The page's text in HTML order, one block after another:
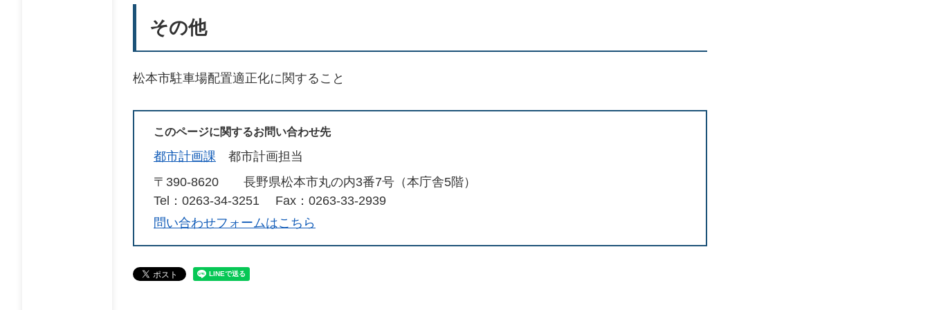
その他
松本市駐車場配置適正化に関すること
このページに関するお問い合わせ先
都市計画課
都市計画担当
〒390-8620
長野県松本市丸の内3番7号（本庁舎5階）
Tel：0263-34-3251
Fax：0263-33-2939
問い合わせフォームはこちら